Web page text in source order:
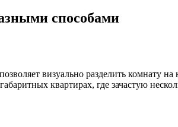
способами
визуально разделить комнату
квартирах, где зачастую